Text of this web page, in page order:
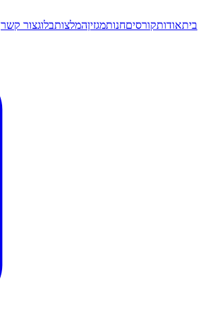
ביתאודותקורסיםחנותמגזיןהמלצותבלוגצור קשר